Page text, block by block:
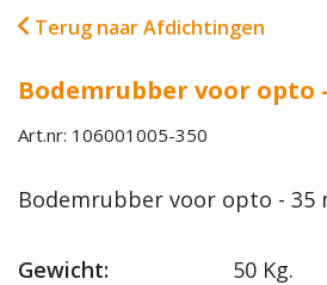
Terug naar Afdichtingen
Bodemrubber voor opto
Art.nr: 106001005-350
Bodemrubber voor opto - 35
Gewicht:
50 Kg.